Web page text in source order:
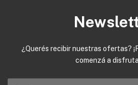
¿Querés recibir nuestras ofertas?
comenzá a